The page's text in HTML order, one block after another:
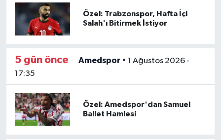
Özel: Trabzonspor, Hafta İçi
Salah'ı Bitirmek İstiyor
5 gün önce Amedspor• 1 Ağustos 2026 -
17:35
Özel: Amedspor'dan Samuel
Ballet Hamlesi
Hentbol
At Yarışı
Bisiklet
Güreş